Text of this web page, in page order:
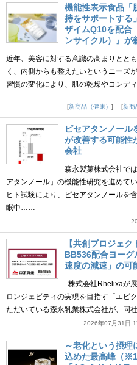
機能性表示食品「
持をサポートする
ザイムQ10を配合
ンサイクル）』
近年、美容に対する意識の高まりとと
く、内側からも整えたいというニーズ
習慣の変化により、肌の乾燥やコン
新商品（健康）
新商
ピセアタンノール
が改善する可能性
会社
森永製菓株式会社で
アタンノール」の機能性研究を進めて
ヒト試験により、ピセアタンノールを
眠中……
【共創プロジェ
BB536配合ヨーグ
速度の減速」の可
株式会社Rhelixaが
ロンジェビティの実現を目指す「エピ
ただいている森永乳業株式会社が、同
2026年07月31日
～老化という摂
込めた最高峰（